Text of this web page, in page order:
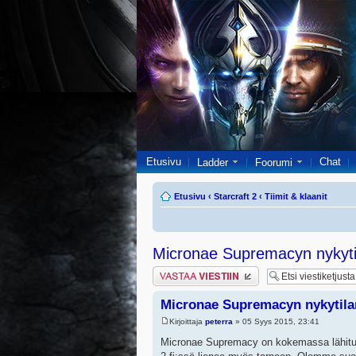
Etusivu Ladder Foorumi Chat
Etusivu ‹ Starcraft 2 ‹ Tiimit & klaanit
Micronae Supremacyn
Lähetä vastaus
Micronae Supremacyn
Kirjoittaja peterra » 05 Syys 2015, 23:41
Micronae Supremacy on kokemassa